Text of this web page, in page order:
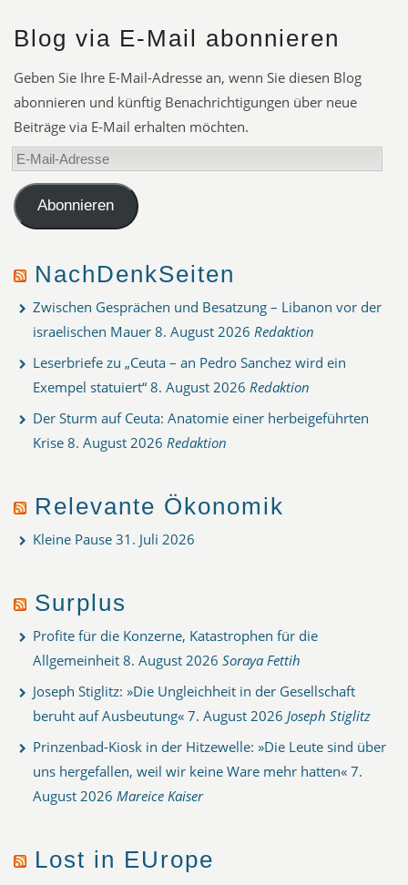
Blog via E-Mail abonnieren
Geben Sie Ihre E-Mail-Adresse an, wenn Sie diesen Blog
abonnieren und künftig Benachrichtigungen über neue
Beiträge via E-Mail erhalten möchten.
E-
Mail-
AdresseAbonnieren
NachDenkSeiten
Zwischen Gesprächen und Besatzung – Libanon vor der
israelischen Mauer 8. August 2026 Redaktion
Leserbriefe zu „Ceuta – an Pedro Sanchez wird ein
Exempel statuiert“ 8. August 2026 Redaktion
Der Sturm auf Ceuta: Anatomie einer herbeigeführten
Krise 8. August 2026 Redaktion
Relevante Ökonomik
Kleine Pause 31. Juli 2026
Surplus
Profite für die Konzerne, Katastrophen für die
Allgemeinheit 8. August 2026 Soraya Fettih
Joseph Stiglitz: »Die Ungleichheit in der Gesellschaft
beruht auf Ausbeutung« 7. August 2026 Joseph Stiglitz
Prinzenbad-Kiosk in der Hitzewelle: »Die Leute sind über
uns hergefallen, weil wir keine Ware mehr hatten« 7.
August 2026 Mareice Kaiser
Lost in EUrope